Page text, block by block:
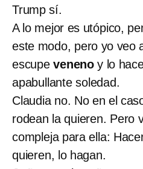
Trump sí.
A lo mejor es utópico,
este modo, pero yo veo
escupeveneno y lo
apabullante soledad.
Claudia no. No en el
rodean la quieren. Pero
compleja para ella:
quieren, lo hagan.